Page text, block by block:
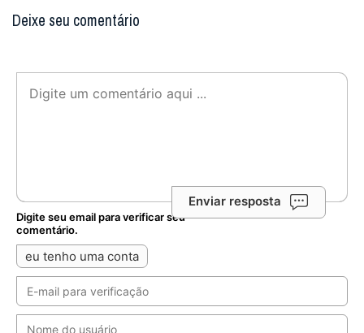
Deixe seu comentário
Enviar resposta
Digite seu email para verificar seu
comentário.
eu tenho uma conta